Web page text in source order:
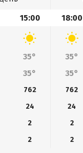
15:00 18:00
35° 35°
35° 35°
762 762
24 24
2 2
2 2